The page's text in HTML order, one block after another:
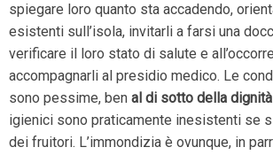
spiegare loro quanto sta accadendo,
esistenti sull’isola, invitarli a farsi una
verificare il loro stato di salute e
accompagnarli al presidio medico. Le
sono pessime, ben al di sotto della dignità
igienici sono praticamente inesistenti se
dei fruitori. L’immondizia è ovunque, in